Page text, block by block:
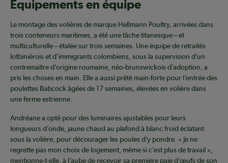
Équipements en équipe
Le montage des volières de marque Hellmann Poultry, arrivées dans
trois conteneurs maritimes, a été une tâche titanesque – et
multiculturelle – étalée sur trois semaines. Une équipe de retraités
lotbiniérois et d’immigrants colombiens, sous la supervision d’un
contremaître d’origine roumaine, néo-brunswickois d’adoption, a
pris les choses en main. Elle a aussi prêté main-forte pour l’entrée des
poulettes Babcock âgées de 17 semaines, élevées en volière dans
une ferme estrienne.
Andréane a opté pour des luminaires ajustables pour leurs
longueurs d’onde, jaune chaud au plafond à blanc froid éclatant
sous la volière, pour décourager les poules d’y pondre. « Je ne
regrette pas mon choix de logement, même si c’est plus de travail »,
mentionne-t-elle, à l’aube de recevoir sa première paie d’œufs de son